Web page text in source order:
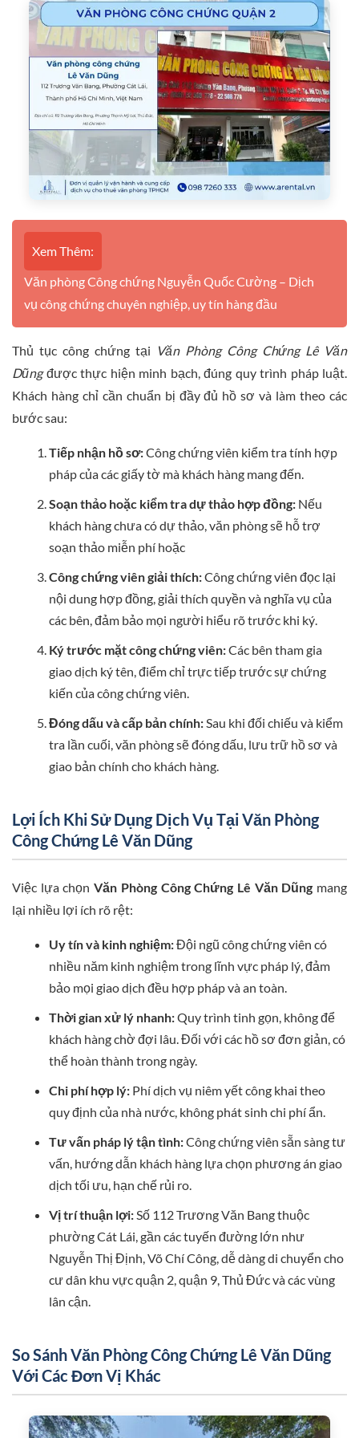
Xem Thêm:
Văn phòng Công chứng Nguyễn Quốc Cường – Dịch
vụ công chứng chuyên nghiệp, uy tín hàng đầu
Thủ tục công chứng tại Văn Phòng Công Chứng Lê Văn
Dũngđược thực hiện minh bạch, đúng quy trình pháp luật.
Khách hàng chỉ cần chuẩn bị đầy đủ hồ sơ và làm theo các
bước sau:
Tiếp nhận hồ sơ:Công chứng viên kiểm tra tính hợp
pháp của các giấy tờ mà khách hàng mang đến.
Soạn thảo hoặc kiểm tra dự thảo hợp đồng:Nếu
khách hàng chưa có dự thảo, văn phòng sẽ hỗ trợ
soạn thảo miễn phí hoặc
Công chứng viên giải thích:Công chứng viên đọc lại
nội dung hợp đồng, giải thích quyền và nghĩa vụ của
các bên, đảm bảo mọi người hiểu rõ trước khi ký.
Ký trước mặt công chứng viên:Các bên tham gia
giao dịch ký tên, điểm chỉ trực tiếp trước sự chứng
kiến của công chứng viên.
Đóng dấu và cấp bản chính:Sau khi đối chiếu và kiểm
tra lần cuối, văn phòng sẽ đóng dấu, lưu trữ hồ sơ và
giao bản chính cho khách hàng.
Lợi Ích Khi Sử Dụng Dịch Vụ Tại Văn Phòng
Công Chứng Lê Văn Dũng
Việc lựa chọnVăn Phòng Công Chứng Lê Văn Dũng mang
lại nhiều lợi ích rõ rệt:
Uy tín và kinh nghiệm:Đội ngũ công chứng viên có
nhiều năm kinh nghiệm trong lĩnh vực pháp lý, đảm
bảo mọi giao dịch đều hợp pháp và an toàn.
Thời gian xử lý nhanh:Quy trình tinh gọn, không để
khách hàng chờ đợi lâu. Đối với các hồ sơ đơn giản, có
thể hoàn thành trong ngày.
Chi phí hợp lý:Phí dịch vụ niêm yết công khai theo
quy định của nhà nước, không phát sinh chi phí ẩn.
Tư vấn pháp lý tận tình:Công chứng viên sẵn sàng tư
vấn, hướng dẫn khách hàng lựa chọn phương án giao
dịch tối ưu, hạn chế rủi ro.
Vị trí thuận lợi:Số 112 Trương Văn Bang thuộc
phường Cát Lái, gần các tuyến đường lớn như
Nguyễn Thị Định, Võ Chí Công, dễ dàng di chuyển cho
cư dân khu vực quận 2, quận 9, Thủ Đức và các vùng
lân cận.
So Sánh Văn Phòng Công Chứng Lê Văn Dũng
Với Các Đơn Vị Khác